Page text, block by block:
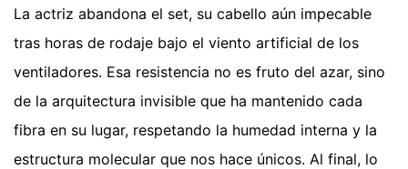
La actriz abandona el set, su cabello aún impecable
tras horas de rodaje bajo el viento artificial de los
ventiladores. Esa resistencia no es fruto del azar, sino
de la arquitectura invisible que ha mantenido cada
fibra en su lugar, respetando la humedad interna y la
estructura molecular que nos hace únicos. Al final, lo